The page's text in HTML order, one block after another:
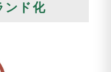
ンド化